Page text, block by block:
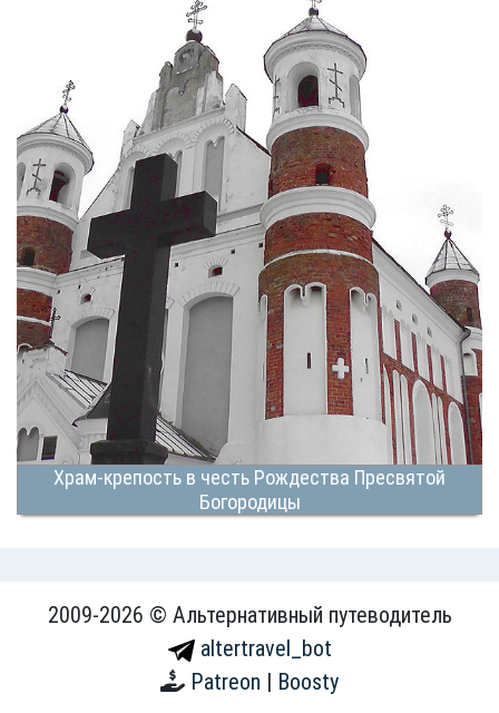
Храм-крепость в честь Рождества Пресвятой
Богородицы
2009-2026 © Альтернативный путеводитель
altertravel_bot
Patreon | Boosty